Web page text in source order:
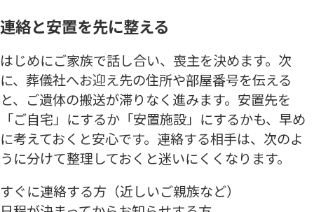
連絡と安置を先に整える
はじめにご家族で話し合い、喪主を決めます。次
に、葬儀社へお迎え先の住所や部屋番号を伝える
と、ご遺体の搬送が滞りなく進みます。安置先を
「ご自宅」にするか「安置施設」にするかも、早め
に考えておくと安心です。連絡する相手は、次のよ
うに分けて整理しておくと迷いにくくなります。
すぐに連絡する方（近しいご親族など）